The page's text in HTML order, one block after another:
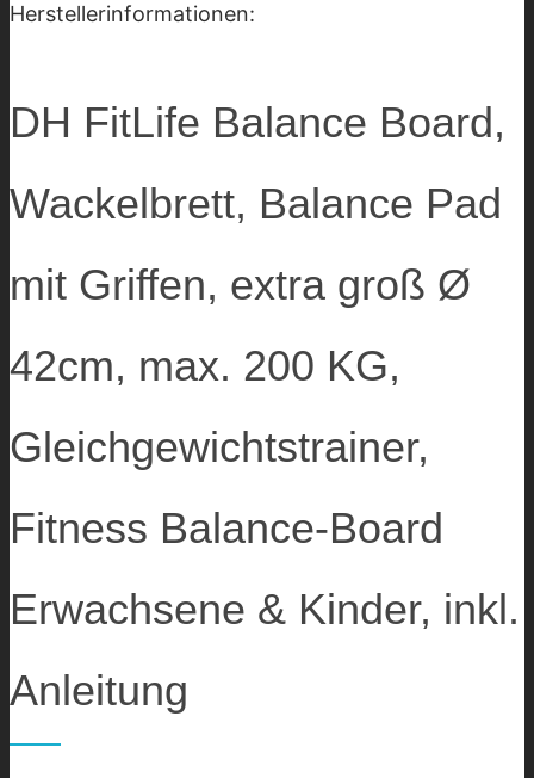
Herstellerinformationen:
DH FitLife Balance Board,
Wackelbrett, Balance Pad
mit Griffen, extra groß Ø
42cm, max. 200 KG,
Gleichgewichtstrainer,
Fitness Balance-Board
Erwachsene & Kinder, inkl.
Anleitung